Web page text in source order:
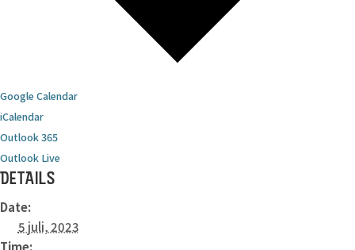
Google Calendar
iCalendar
Outlook 365
Outlook Live
DETAILS
Date:
5 juli, 2023
Time: